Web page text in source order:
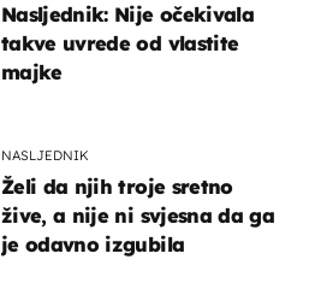
Nasljednik: Nije očekivala
takve uvrede od vlastite
majke
NASLJEDNIK
Želi da njih troje sretno
žive, a nije ni svjesna da ga
je odavno izgubila